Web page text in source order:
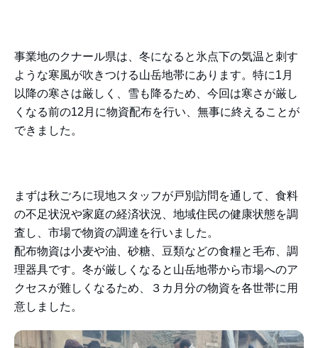
事業地のクナール県は、冬になると氷点下の気温と刺す
ような寒風が吹きつける山岳地帯にあります。特に1月
以降の寒さは厳しく、雪も降るため、今回は寒さが厳し
くなる前の12月に物資配布を行い、無事に終えることが
できました。
まずは秋ごろに現地スタッフが戸別訪問を通して、食料
の不足状況や家庭の経済状況、地域住民の健康状態を調
査し、市場で物資の調達を行いました。
配布物資は小麦や油、砂糖、豆類などの食糧と毛布、調
理器具です。冬が厳しくなると山岳地帯から市場へのア
クセスが難しくなるため、３カ月分の物資を各世帯に用
意しました。